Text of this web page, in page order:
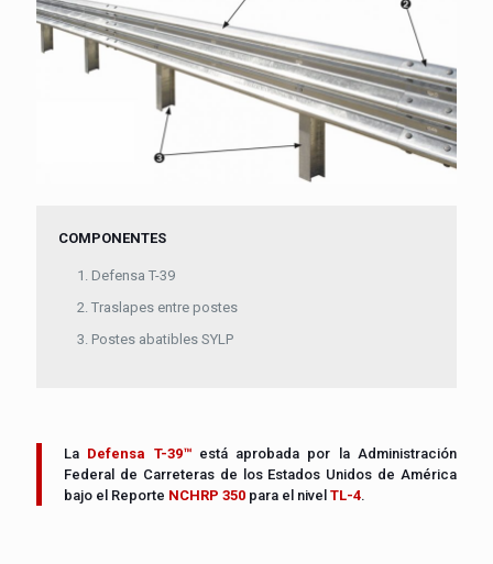
COMPONENTES
Defensa T-39
Traslapes entre postes
Postes abatibles SYLP
La Defensa T-39™está aprobada por la Administración
Federal de Carreteras de los Estados Unidos de América
bajo el Reporte NCHRP 350 para el nivel TL-4.